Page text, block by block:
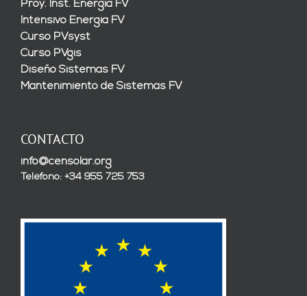
Proy. Inst. Energía FV
Intensivo Energía FV
Curso PVsyst
Curso PVgis
Diseño Sistemas FV
Mantenimiento de Sistemas FV
CONTACTO
info@censolar.org
Teléfono: +34 955 725 753